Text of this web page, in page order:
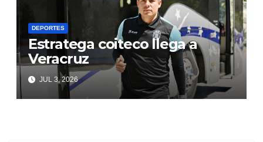
DEPORTES
Estratega coiteco llega a
Veracruz
JUL 3, 2026